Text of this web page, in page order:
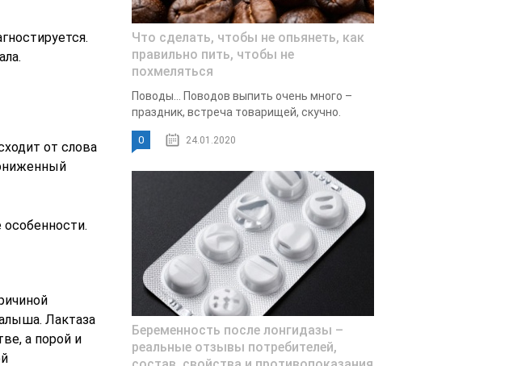
от слова
Лактаза
а порой и
Что сделать, чтобы не опьянеть, как
правильно пить, чтобы не
похмеляться
Поводы… Поводов выпить очень много –
праздник, встреча товарищей, скучно.
0 24.01.2020
Беременность после лонгидазы –
реальные отзывы потребителей,